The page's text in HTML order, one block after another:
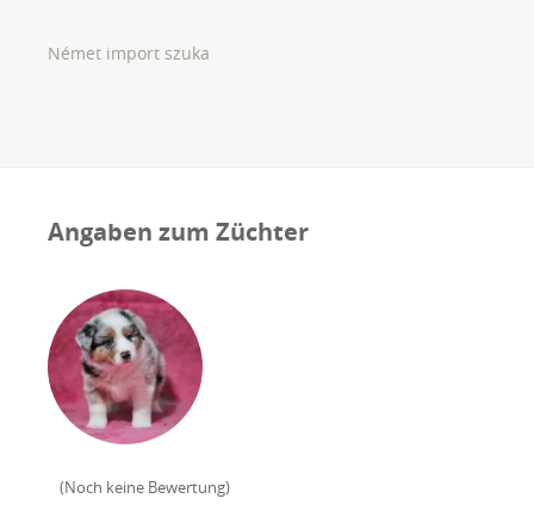
Német import szuka
Angaben zum Züchter
(Noch keine Bewertung)